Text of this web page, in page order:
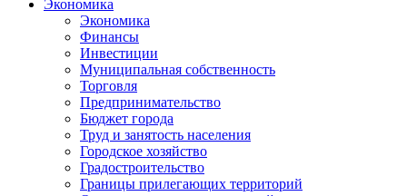
Экономика
Экономика
Финансы
Инвестиции
Муниципальная собственность
Торговля
Предпринимательство
Бюджет города
Труд и занятость населения
Городское хозяйство
Градостроительство
Границы прилегающих территорий